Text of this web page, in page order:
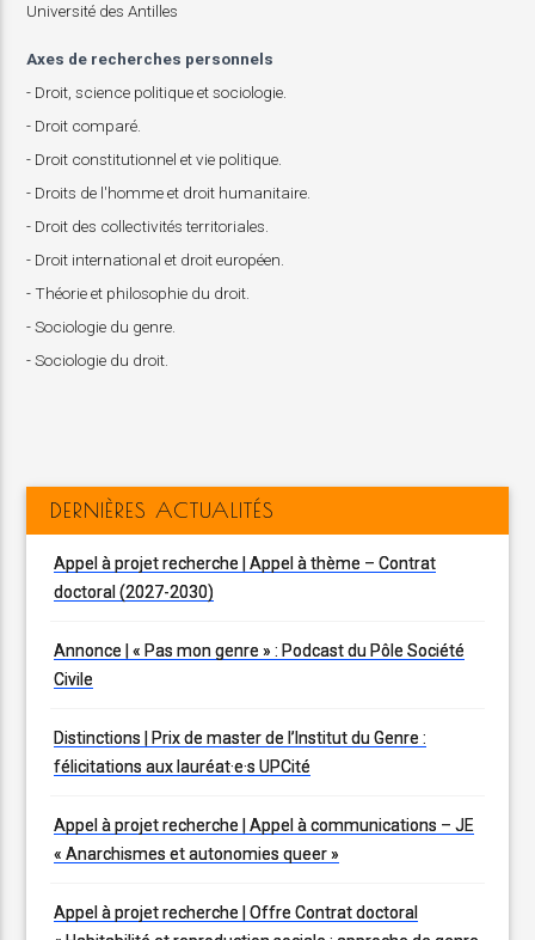
Université des Antilles
Axes de recherches personnels
- Droit, science politique et sociologie.
- Droit comparé.
- Droit constitutionnel et vie politique.
- Droits de l'homme et droit humanitaire.
- Droit des collectivités territoriales.
- Droit international et droit européen.
- Théorie et philosophie du droit.
- Sociologie du genre.
- Sociologie du droit.
DERNIÈRES ACTUALITÉS
Appel à projet recherche | Appel à thème – Contrat
doctoral (2027-2030)
Annonce | « Pas mon genre » : Podcast du Pôle Société
Civile
Distinctions | Prix de master de l’Institut du Genre :
félicitations aux lauréat·e·s UPCité
Appel à projet recherche | Appel à communications – JE
« Anarchismes et autonomies queer »
Appel à projet recherche | Offre Contrat doctoral